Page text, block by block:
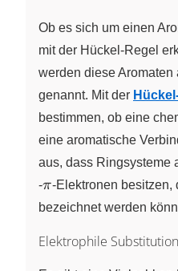
Ob es sich um einen
mit der Hückel-Regel
werden diese
genannt. Mit der
bestimmen, ob eine
eine aromatische
aus, dass Ringsysteme
-\pi
π-Elektronen besitzen,
bezeichnet werden
Elektrophile